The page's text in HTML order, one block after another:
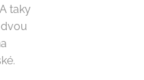
taky